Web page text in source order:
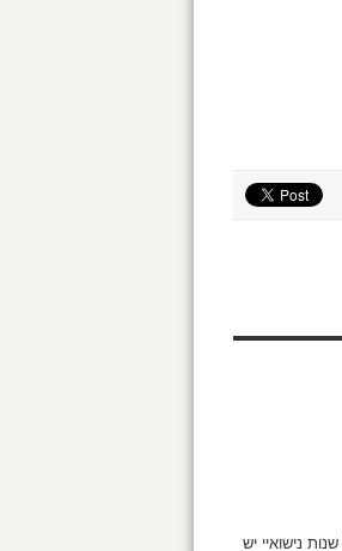
בעילום שם. אני נשואה 15 שנים + 3 ילדים בגילאים 10, 5, 2 בכל שנות נישואיי יש